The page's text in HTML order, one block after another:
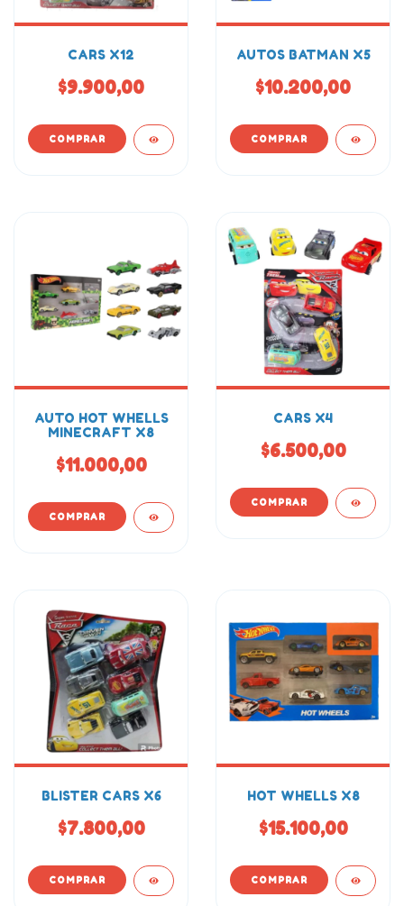
CARS X12
$9.900,00
AUTOS BATMAN X5
$10.200,00
AUTO HOT WHELLS
MINECRAFT X8
$11.000,00
CARS X4
$6.500,00
BLISTER CARS X6
$7.800,00
HOT WHELLS X8
$15.100,00